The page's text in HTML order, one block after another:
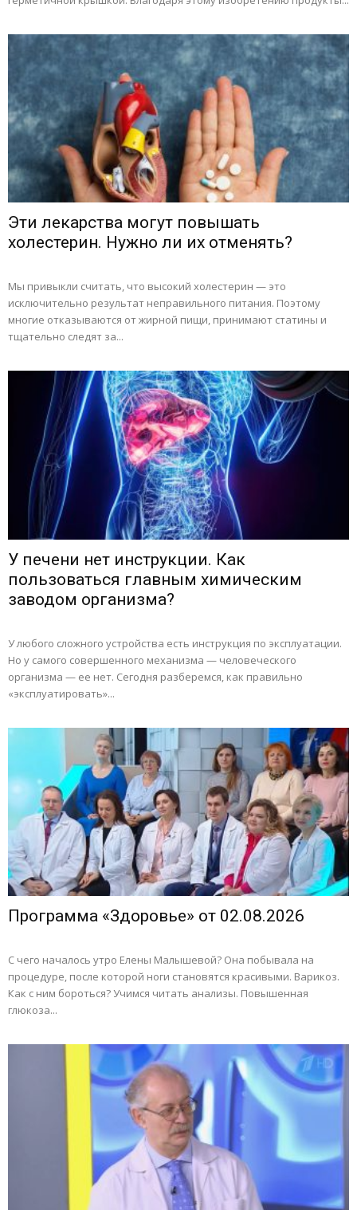
Эти лекарства могут повышать
холестерин. Нужно ли их отменять?
Мы привыкли считать, что высокий холестерин — это
исключительно результат неправильного питания. Поэтому
многие отказываются от жирной пищи, принимают статины и
тщательно следят за...
У печени нет инструкции. Как
пользоваться главным химическим
заводом организма?
У любого сложного устройства есть инструкция по эксплуатации.
Но у самого совершенного механизма — человеческого
организма — ее нет. Сегодня разберемся, как правильно
«эксплуатировать»...
Программа «Здоровье» от 02.08.2026
С чего началось утро Елены Малышевой? Она побывала на
процедуре, после которой ноги становятся красивыми. Варикоз.
Как с ним бороться? Учимся читать анализы. Повышенная
глюкоза...